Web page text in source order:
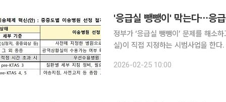
'응급실 뺑뺑이' 막는다⋯응
정부가 ‘응급실 뺑뺑이’ 문제를 해소
실)이 직접 지정하는 시범사업을 한다. 보건복지부와 소방청은 광주, 전북, 전남 등 3개 시·도에서 3
별 응급환자 이송지침을 중증도·상황
2026-02-25 10:00